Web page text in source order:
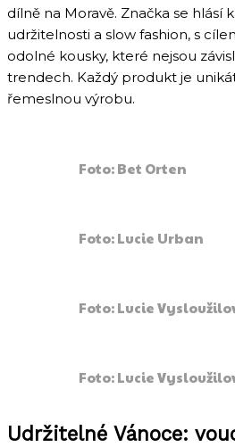
dílně na Moravě. Značka se hlásí
udržitelnosti a slow fashion, s
odolné kousky, které nejsou
trendech. Každý produkt je
řemeslnou výrobu.
Foto: Bet Orten
Foto: Lucie Urban
Foto: Lucie
Foto: Lucie
Udržitelné Vánoce: